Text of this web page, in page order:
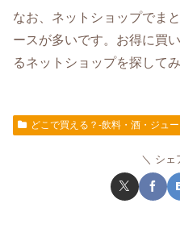
なお、ネットショップでま
ースが多いです。お得に買
るネットショップを探して
どこで買える？-飲料・酒・ジュ
シェ